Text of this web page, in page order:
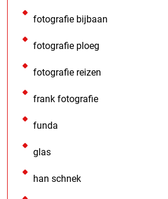
fotografie bijbaan
fotografie ploeg
fotografie reizen
frank fotografie
funda
glas
han schnek